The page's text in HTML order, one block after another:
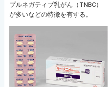
プルネガティブ乳がん（TNBC）
が多いなどの特徴を有する。